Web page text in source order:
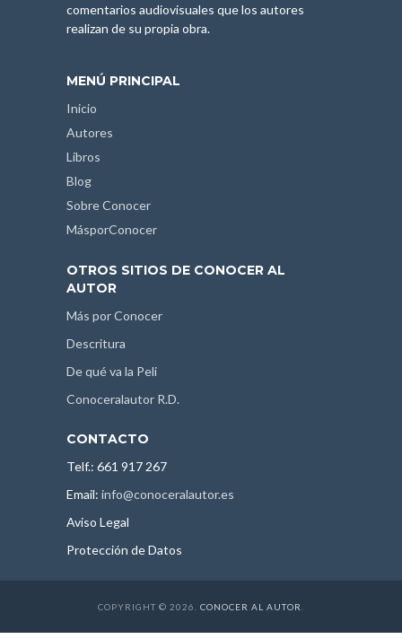
comentarios audiovisuales que los autores
realizan de su propia obra.
MENÚ PRINCIPAL
Inicio
Autores
Libros
Blog
Sobre Conocer
MásporConocer
OTROS SITIOS DE CONOCER AL
AUTOR
Más por Conocer
Descritura
De qué va la Peli
Conoceralautor R.D.
CONTACTO
Telf.: 661 917 267
Email: info@conoceralautor.es
Aviso Legal
Protección de Datos
COPYRIGHT © 2026. CONOCER AL AUTOR